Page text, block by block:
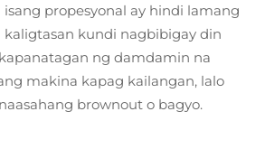
propesyonal ay hindi lamang
kaligtasan kundi nagbibigay din
ng damdamin na
makina kapag kailangan, lalo
brownout o bagyo.